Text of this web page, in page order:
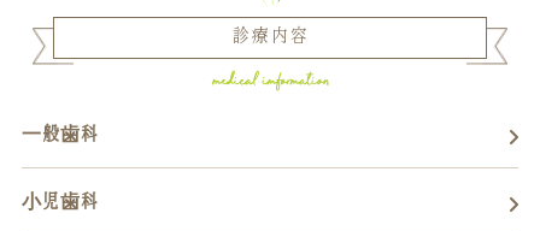
診療内容
一般歯科
小児歯科